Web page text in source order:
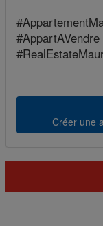
Créer une